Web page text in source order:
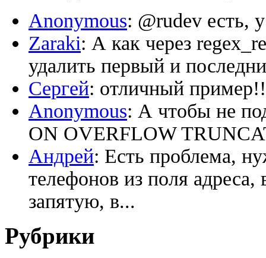
Anonymous: @rudev есть,
Zaraki: А как через
удалить первый и
Сергей: отличный
Anonymous: А чтобы не
ON OVERFLOW
Андрей: Есть проблема,
телефонов из поля адреса,
запятую, в...
Рубрики